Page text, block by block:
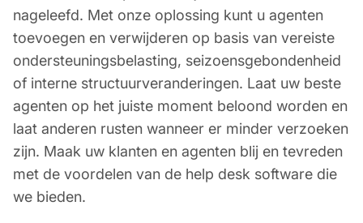
nageleefd. Met onze oplossing kunt u agenten
toevoegen en verwijderen op basis van vereiste
ondersteuningsbelasting, seizoensgebondenheid
of interne structuurveranderingen. Laat uw beste
agenten op het juiste moment beloond worden en
laat anderen rusten wanneer er minder verzoeken
zijn. Maak uw klanten en agenten blij en tevreden
met de voordelen van de help desk software die
we bieden.